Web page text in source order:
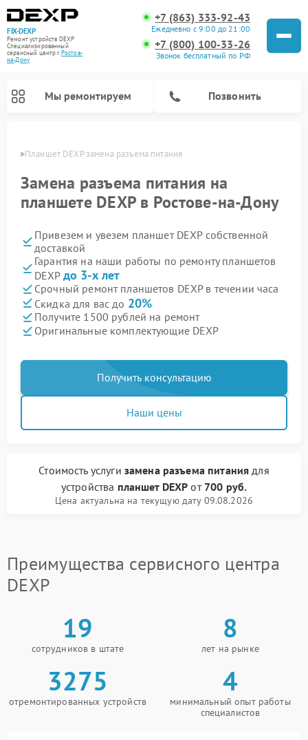
FIX-DEXP
Ремонт устройств DEXP
Специализированный
cервисный центр г.Ростов-
на-Дону
+7 (863) 333-92-43
Ежедневно с 9:00 до 21:00
+7 (800) 100-33-26
Звонок бесплатный по РФ
Мы ремонтируем Позвонить
Планшет DEXP замена разъема питания
Замена разъема питания на
планшете DEXP в Ростове-на-Дону
Привезем и увезем планшет DEXP собственной
доставкой
Гарантия на наши работы по ремонту планшетов
DEXP до 3-х лет
Срочный ремонт планшетов DEXP в течении часа
Скидка для вас до 20%
Получите 1500 рублей на ремонт
Оригинальные комплектующие DEXP
Получить консультацию
Наши цены
Стоимость услуги замена разъема питания для
устройства планшет DEXP от 700 руб.
Цена актуальна на текущую дату 09.08.2026
Преимущества сервисного центра
DEXP
19
сотрудников в штате
8
лет на рынке
3275
отремонтированных устройств
4
минимальный опыт работы
специалистов